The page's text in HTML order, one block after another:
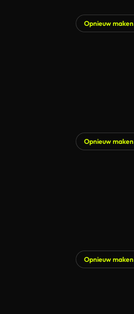
Opnieuw maken
Opnieuw maken
Opnieuw maken